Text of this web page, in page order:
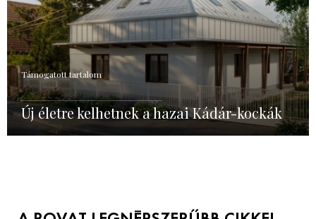
Támogatott tartalom
Új életre kelhetnek a hazai Kádár-kockák